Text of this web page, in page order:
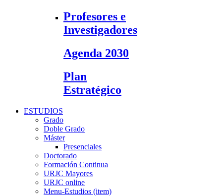
Profesores e
Investigadores
Agenda 2030
Plan
Estratégico
ESTUDIOS
Grado
Doble Grado
Máster
Presenciales
Doctorado
Formación Continua
URJC Mayores
URJC online
Menu-Estudios (item)